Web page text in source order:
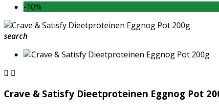
-10%
search
 
Crave & Satisfy Dieetproteinen Eggnog Pot